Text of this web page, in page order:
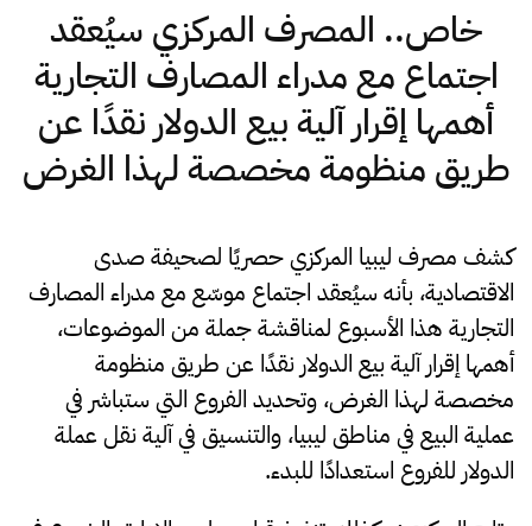
خاص.. المصرف المركزي سيُعقد
اجتماع مع مدراء المصارف التجارية
أهمها إقرار آلية بيع الدولار نقدًا عن
طريق منظومة مخصصة لهذا الغرض
كشف مصرف ليبيا المركزي حصريًا لصحيفة صدى
الاقتصادية، بأنه سيُعقد اجتماع موسّع مع مدراء المصارف
التجارية هذا الأسبوع لمناقشة جملة من الموضوعات،
أهمها إقرار آلية بيع الدولار نقدًا عن طريق منظومة
مخصصة لهذا الغرض، وتحديد الفروع التي ستباشر في
عملية البيع في مناطق ليبيا، والتنسيق في آلية نقل عملة
الدولار للفروع استعدادًا للبدء.